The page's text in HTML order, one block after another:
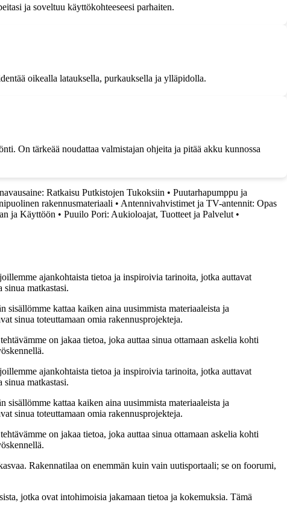
ja soveltuu käyttökohteeseesi parhaiten.
oikealla latauksella, purkauksella ja ylläpidolla.
On tärkeää noudattaa valmistajan ohjeita ja pitää akku kunnossa
Ratkaisu Putkistojen Tukoksiin • Puutarhapumppu ja
rakennusmateriaali • Antennivahvistimet ja TV-antennit: Opas
ja Käyttöön • Puuilo Pori: Aukioloajat, Tuotteet ja Palvelut •
ajankohtaista tietoa ja inspiroivia tarinoita, jotka auttavat
matkastasi.
kattaa kaiken aina uusimmista materiaaleista ja
sinua toteuttamaan omia rakennusprojekteja.
on jakaa tietoa, joka auttaa sinua ottamaan askelia kohti
ajankohtaista tietoa ja inspiroivia tarinoita, jotka auttavat
matkastasi.
kattaa kaiken aina uusimmista materiaaleista ja
sinua toteuttamaan omia rakennusprojekteja.
on jakaa tietoa, joka auttaa sinua ottamaan askelia kohti
Rakennatilaa on enemmän kuin vain uutisportaali; se on foorumi,
jotka ovat intohimoisia jakamaan tietoa ja kokemuksia. Tämä